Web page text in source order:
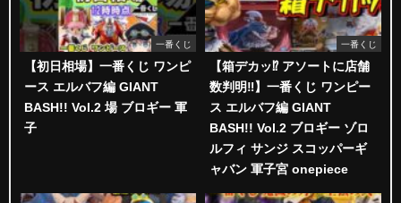
一番くじ
【初日相場】一番くじ ワンピ
ース エルバフ編 GIANT
BASH!! Vol.2 場 ブロギー 軍
子
一番くじ
【箱デカッ⁉︎ アソートに店舗
数判明‼︎】一番くじ ワンピー
ス エルバフ編 GIANT
BASH!! Vol.2 ブロギー ゾロ
ルフィ サンジ スコッパーギ
ャバン 軍子宮 onepiece